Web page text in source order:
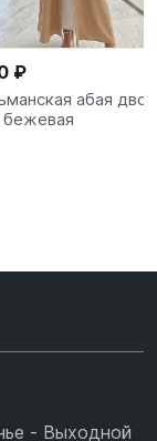
₽
абая
- Выходной